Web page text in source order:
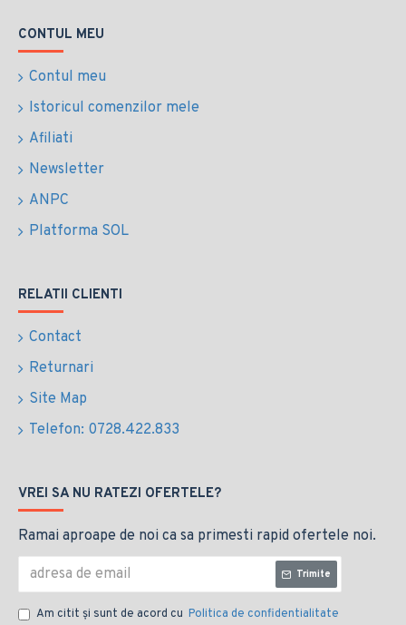
CONTUL MEU
Contul meu
Istoricul comenzilor mele
Afiliati
Newsletter
ANPC
Platforma SOL
RELATII CLIENTI
Contact
Returnari
Site Map
Telefon: 0728.422.833
VREI SA NU RATEZI OFERTELE?
Ramai aproape de noi ca sa primesti rapid ofertele noi.
Trimite
Am citit şi sunt de acord cu Politica de confidentialitate